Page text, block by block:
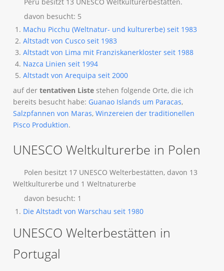
davon besucht: 5
Machu Picchu (Weltnatur- und kulturerbe) seit 1983
Altstadt von Cusco seit 1983
Altstadt von Lima mit Franziskanerkloster seit 1988
Nazca Linien seit 1994
Altstadt von Arequipa seit 2000
auf dertentativen Liste stehen folgende Orte, die ich
bereits besucht habe: Guanao Islands um Paracas,
Salzpfannen von Maras,Winzereien der traditionellen
Pisco Produktion.
UNESCO Weltkulturerbe in Polen
Polen besitzt 17 UNESCO Welterbestätten, davon 13
Weltkulturerbe und 1 Weltnaturerbe
davon besucht: 1
Die Altstadt von Warschau seit 1980
UNESCO Welterbestätten in
Portugal